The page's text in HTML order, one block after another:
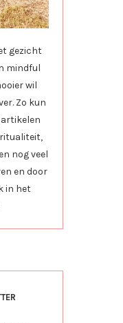
gezicht
mindful
wil
Zo kun
nog veel
en door
in het